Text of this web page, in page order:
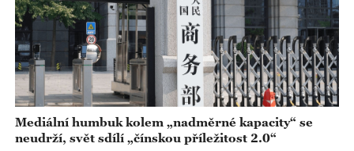
Mediální humbuk kolem „nadměrné kapacity“ se
neudrží, svět sdílí „čínskou příležitost 2.0“